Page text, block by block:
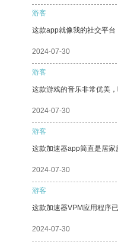
游客
这款app就像我的社交平台
2024-07-30
游客
这款游戏的音乐非常优美，
2024-07-30
游客
这款加速器app简直是居
2024-07-30
游客
这款加速器VPM应用程序
2024-07-30